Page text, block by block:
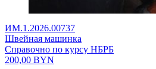
ИМ.1.2026.00737
Швейная машинка
Справочно по курсу НБРБ
200,00 BYN